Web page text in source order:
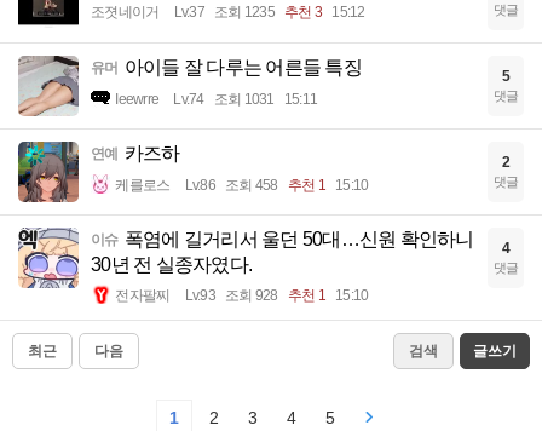
조졋네이거 Lv.37 조회 1235 추천 3 15:12 댓글
유머 아이들 잘 다루는 어른들 특징
Ieewrre Lv.74 조회 1031 15:11
5
댓글
연예 카즈하
케를로스 Lv.86 조회 458 추천 1 15:10
2
댓글
이슈 폭염에 길거리서 울던 50대…신원 확인하니
30년 전 실종자였다.
전자팔찌 Lv.93 조회 928 추천 1 15:10
4
댓글
최근 다음 검색 글쓰기
1 2 3 4 5